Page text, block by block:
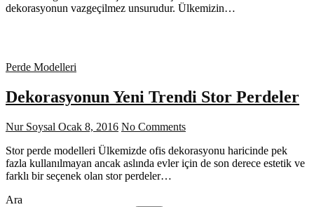
dekorasyonun vazgeçilmez unsurudur. Ülkemizin…
Perde Modelleri
Dekorasyonun Yeni Trendi Stor Perdeler
Nur Soysal Ocak 8, 2016 No Comments
Stor perde modelleri Ülkemizde ofis dekorasyonu haricinde pek
fazla kullanılmayan ancak aslında evler için de son derece estetik ve
farklı bir seçenek olan stor perdeler…
Ara